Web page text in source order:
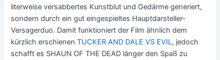
literweise versabbertes Kunstblut und Gedärme generiert,
sondern durch ein gut eingespieltes Hauptdarsteller-
Versagerduo. Damit funktioniert der Film ähnlich dem
kürzlich erschienenTUCKER AND DALE VS EVIL, jedoch
schafft es SHAUN OF THE DEAD länger den Spaß zu